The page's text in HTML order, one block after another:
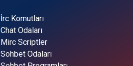
İrc Komutları
Chat Odaları
Mirc Scriptler
Sohbet Odaları